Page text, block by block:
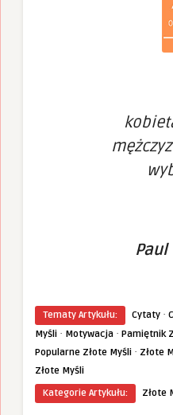
Paul
Tematy Artykułu: Cytaty ·
Myśli · Motywacja · Pamiętnik
Popularne Złote Myśli · Złote
Złote Myśli
Kategorie Artykułu:
Złote